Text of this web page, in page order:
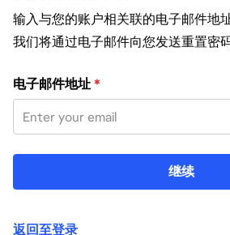
输入与您的账户相关联的电子邮件地
我们将通过电子邮件向您发送重置密
使用您的电子邮件重置密码
电子邮件地址*
继续
返回至登录